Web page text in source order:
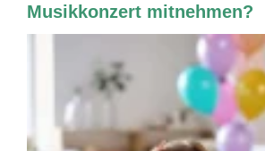
Musikkonzert mitnehmen?